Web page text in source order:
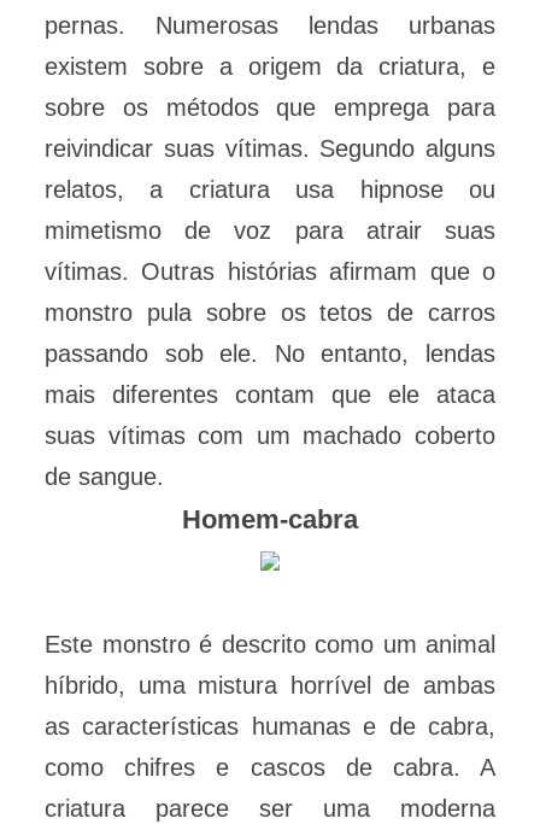
pernas. Numerosas lendas urbanas
existem sobre a origem da criatura, e
sobre os métodos que emprega para
reivindicar suas vítimas. Segundo alguns
relatos, a criatura usa hipnose ou
mimetismo de voz para atrair suas
vítimas. Outras histórias afirmam que o
monstro pula sobre os tetos de carros
passando sob ele. No entanto, lendas
mais diferentes contam que ele ataca
suas vítimas com um machado coberto
de sangue.
Homem-cabra
Este monstro é descrito como um animal
híbrido, uma mistura horrível de ambas
as características humanas e de cabra,
como chifres e cascos de cabra. A
criatura parece ser uma moderna